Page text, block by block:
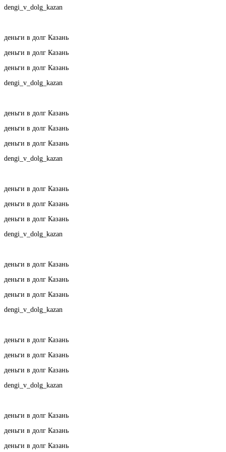
dengi_v_dolg_kazan
деньги в долг Казань
деньги в долг Казань
деньги в долг Казань
dengi_v_dolg_kazan
деньги в долг Казань
деньги в долг Казань
деньги в долг Казань
dengi_v_dolg_kazan
деньги в долг Казань
деньги в долг Казань
деньги в долг Казань
dengi_v_dolg_kazan
деньги в долг Казань
деньги в долг Казань
деньги в долг Казань
dengi_v_dolg_kazan
деньги в долг Казань
деньги в долг Казань
деньги в долг Казань
dengi_v_dolg_kazan
деньги в долг Казань
деньги в долг Казань
деньги в долг Казань